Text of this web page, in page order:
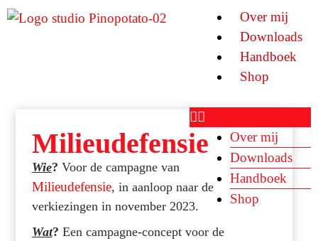
Ga
Over mij
Downloads
Handboek
Shop
Over mij
Downloads
Handboek
Shop
Milieudefensie
Wie? Voor de campagne van
Milieudefensie, in aanloop naar de
verkiezingen in november 2023.
Wat? Een campagne-concept voor de